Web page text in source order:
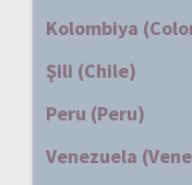
Kolombiya
Şili (Chile)
Peru (Peru)
Venezuela